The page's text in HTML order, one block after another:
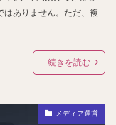
はありません。ただ、複
続きを読む
メディア運営